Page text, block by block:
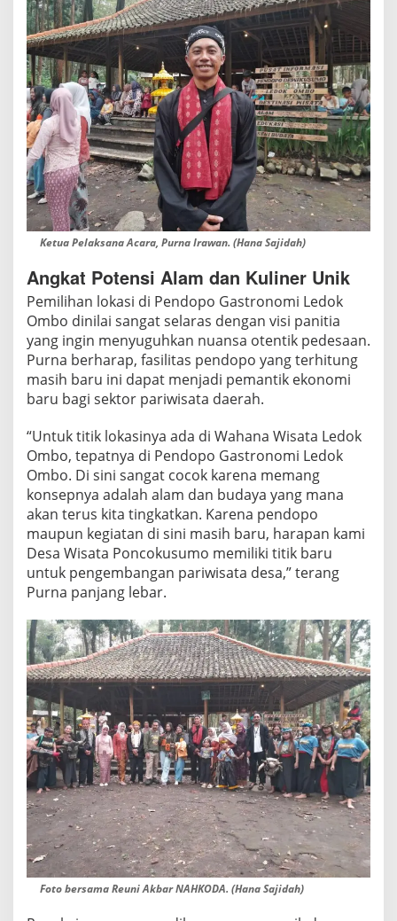
Ketua Pelaksana Acara, Purna Irawan. (Hana Sajidah)
Angkat Potensi Alam dan Kuliner Unik
Pemilihan lokasi di Pendopo Gastronomi Ledok
Ombo dinilai sangat selaras dengan visi panitia
yang ingin menyuguhkan nuansa otentik pedesaan.
Purna berharap, fasilitas pendopo yang terhitung
masih baru ini dapat menjadi pemantik ekonomi
baru bagi sektor pariwisata daerah.
“Untuk titik lokasinya ada di Wahana Wisata Ledok
Ombo, tepatnya di Pendopo Gastronomi Ledok
Ombo. Di sini sangat cocok karena memang
konsepnya adalah alam dan budaya yang mana
akan terus kita tingkatkan. Karena pendopo
maupun kegiatan di sini masih baru, harapan kami
Desa Wisata Poncokusumo memiliki titik baru
untuk pengembangan pariwisata desa,” terang
Purna panjang lebar.
Foto bersama Reuni Akbar NAHKODA. (Hana Sajidah)